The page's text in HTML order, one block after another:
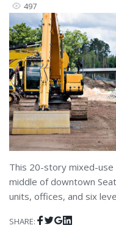
497
This 20-story mixed-
middle of downtown
units, offices, and six
SHARE: Facebook
Twitter
Google+